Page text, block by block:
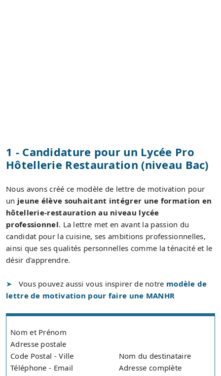
1 - Candidature pour un Lycée Pro
Hôtellerie Restauration (niveau Bac)
Nous avons créé ce modèle de lettre de motivation pour
un jeune élève souhaitant intégrer une formation en
hôtellerie-restauration au niveau lycée
professionnel. La lettre met en avant la passion du
candidat pour la cuisine, ses ambitions professionnelles,
ainsi que ses qualités personnelles comme la ténacité et le
désir d'apprendre.
Vous pouvez aussi vous inspirer de notre modèle de
lettre de motivation pour faire une MANHR
Nom et Prénom
Adresse postale
Code Postal - Ville
Téléphone - Email
Nom du destinataire
Adresse complète